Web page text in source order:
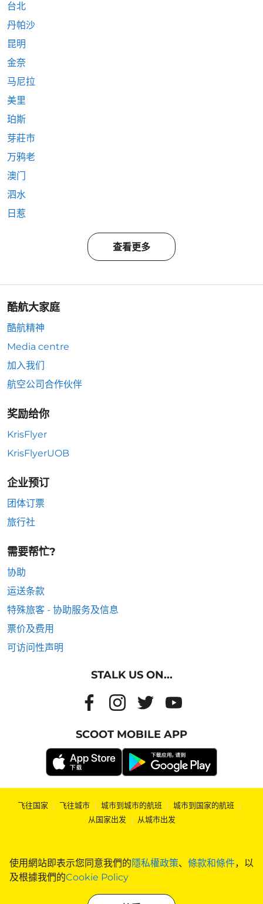
使用網站即表示您同意我們的隱私權政策、 條款和條件，以
及根據我們的Cookie Policy
台北
丹帕沙
昆明
金奈
马尼拉
美里
珀斯
芽莊市
万鸦老
澳门
泗水
日惹
查看更多
酷航大家庭
酷航精神
Media centre
加入我们
航空公司合作伙伴
奖励给你
KrisFlyer
KrisFlyerUOB
企业预订
团体订票
旅行社
需要帮忙?
协助
运送条款
特殊旅客 - 协助服务及信息
票价及费用
可访问性声明
STALK US ON...
SCOOT MOBILE APP
飞往国家 | 飞往城市 | 城市到城市的航班 | 城市到国家的航班 |
从国家出发 | 从城市出发